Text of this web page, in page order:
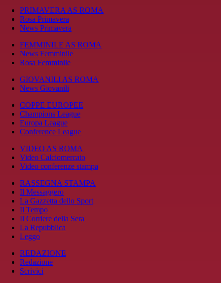
PRIMAVERA AS ROMA
Rosa Primavera
News Primavera
FEMMINILE AS ROMA
News Femminile
Rosa Femminile
GIOVANILI AS ROMA
News Giovanili
COPPE EUROPEE
Champions League
Europa League
Conference League
VIDEO AS ROMA
Video Calciomercato
Video conferenze stampa
RASSEGNA STAMPA
Il Messaggero
La Gazzetta dello Sport
Il Tempo
Il Corriere della Sera
La Repubblica
Leggo
REDAZIONE
Redazione
Scrivici